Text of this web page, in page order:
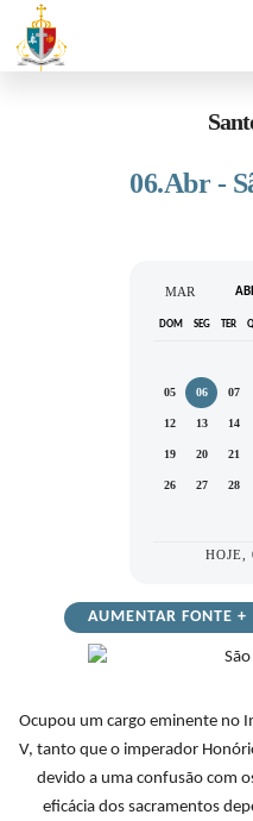
06.Abr -
MAR
DOM SEG TER
05 06 07
12 13 14
19 20 21
26 27 28
HOJE,
AUMENTAR FONTE +
Ocupou um cargo eminente no
V, tanto que o imperador
devido a uma confusão com
eficácia dos sacramentos